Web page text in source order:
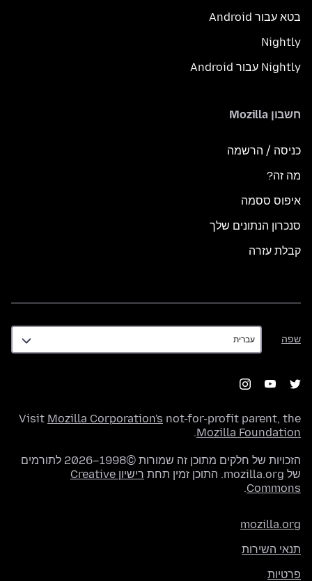
בטא עבור Android
Nightly
Nightly עבור Android
חשבון Mozilla
כניסה / הרשמה
מה זה?
איפוס ססמה
סנכרון הנתונים שלך
קבלת עזרה
שפה
שפה
Visit Mozilla Corporation's not-for-profit parent, the
Mozilla Foundation
.
הזכויות של חלקים מתוכן זה שמורות ©1998–2026 לתורמים
של mozilla.org. התוכן זמין תחת
רישיון Creative
Commons
.
mozilla.org
תנאי השירות
פרטיות